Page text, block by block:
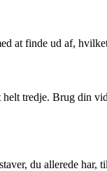
at finde ud af,
tredje. Brug din
du allerede har,